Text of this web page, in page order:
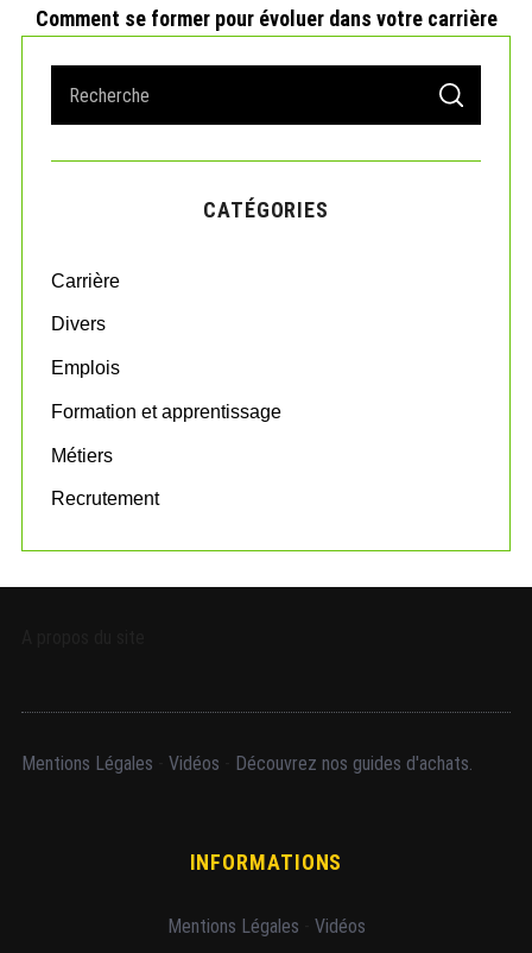
Comment se former pour évoluer dans votre carrière
a
r
o
:
S
A
C
CATÉGORIES
Carrière
Divers
Emplois
Formation et apprentissage
Métiers
Recrutement
Mentions Légales Vidéos Découvrez nos guides d'achats.
INFORMATIONS
Mentions Légales Vidéos